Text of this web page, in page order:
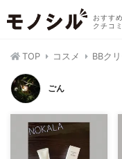
おすす
クチコ
TOP コスメ BBク
ごん